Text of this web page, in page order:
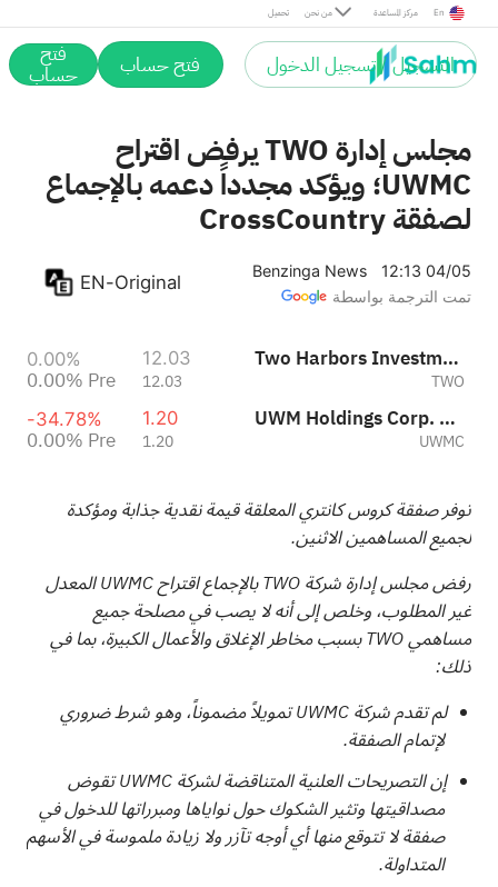
تحميل من نحن مركز المساعدة En
التسجيل / تسجيل الدخول فتح حساب فتح
حساب
مجلس إدارة TWO يرفض اقتراح
UWMC؛ ويؤكد مجدداً دعمه بالإجماع
لصفقة CrossCountry
Benzinga News
12:13 04/05
تمت الترجمة بواسطة
EN-Original
Two Harbors Investment Corp.
TWO
12.03
12.03
0.00%
0.00% Pre
UWM Holdings Corp. Class A
UWMC
1.20
1.20
-34.78%
0.00% Pre
توفر صفقة كروس كانتري المعلقة قيمة نقدية جذابة ومؤكدة
لجميع المساهمين الاثنين.
رفض مجلس إدارة شركة TWO بالإجماع اقتراح UWMC المعدل
غير المطلوب، وخلص إلى أنه لا يصب في مصلحة جميع
مساهمي TWO بسبب مخاطر الإغلاق والأعمال الكبيرة، بما في
ذلك:
لم تقدم شركة UWMC تمويلاً مضموناً، وهو شرط ضروري
لإتمام الصفقة.
إن التصريحات العلنية المتناقضة لشركة UWMC تقوض
مصداقيتها وتثير الشكوك حول نواياها ومبرراتها للدخول في
صفقة لا تتوقع منها أي أوجه تآزر ولا زيادة ملموسة في الأسهم
المتداولة.